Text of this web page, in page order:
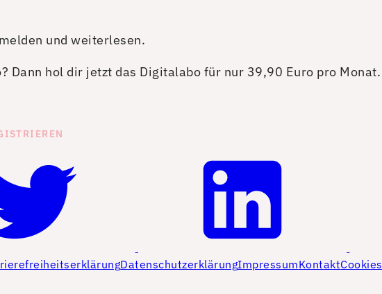
und weiterlesen.
Dann hol dir jetzt das Digitalabo für nur 39,90 Euro pro Monat.
DatenschutzerklärungImpressumKontaktCookies